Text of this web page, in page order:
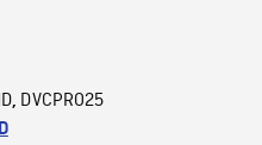
, DVCPRO25